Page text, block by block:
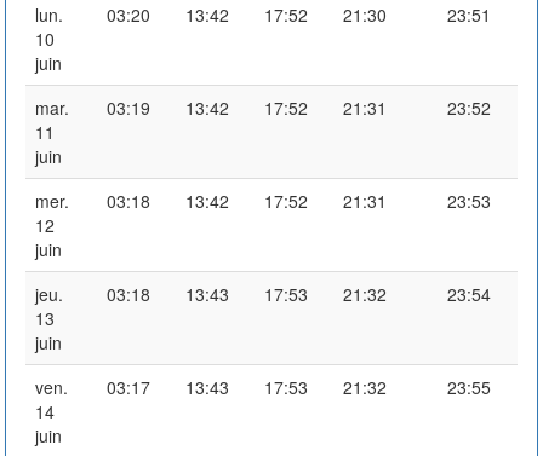
lun.
10
juin
03:20 13:42 17:52 21:30 23:51
mar.
11
juin
03:19 13:42 17:52 21:31 23:52
mer.
12
juin
03:18 13:42 17:52 21:31 23:53
jeu.
13
juin
03:18 13:43 17:53 21:32 23:54
ven.
14
juin
03:17 13:43 17:53 21:32 23:55